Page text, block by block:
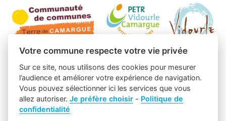
Votre commune respecte votre vie privée
Sur ce site, nous utilisons des cookies pour mesurer
l’audience et améliorer votre expérience de navigation.
Vous pouvez sélectionner ici les services que vous
allez autoriser.Je préfère choisir - Politique de
confidentialité